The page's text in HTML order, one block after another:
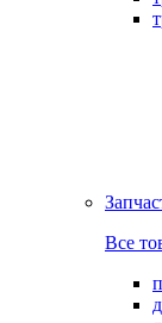
Все